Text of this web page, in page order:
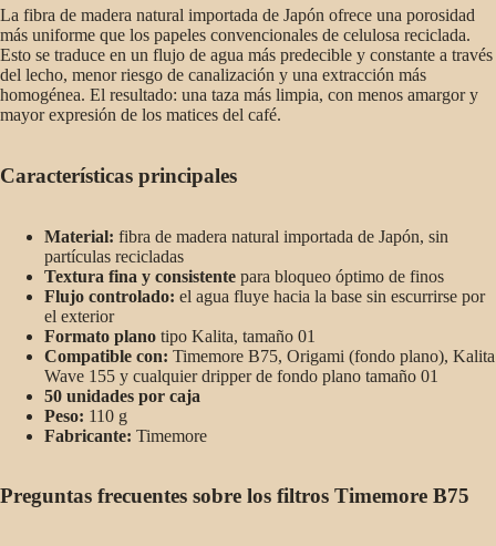
La fibra de madera natural importada de Japón ofrece una porosidad
más uniforme que los papeles convencionales de celulosa reciclada.
Esto se traduce en un flujo de agua más predecible y constante a través
del lecho, menor riesgo de canalización y una extracción más
homogénea. El resultado: una taza más limpia, con menos amargor y
mayor expresión de los matices del café.
Características principales
Material: fibra de madera natural importada de Japón, sin
partículas recicladas
Textura fina y consistente para bloqueo óptimo de finos
Flujo controlado: el agua fluye hacia la base sin escurrirse por
el exterior
Formato plano tipo Kalita, tamaño 01
Compatible con: Timemore B75, Origami (fondo plano), Kalita
Wave 155 y cualquier dripper de fondo plano tamaño 01
50 unidades por caja
Peso: 110 g
Fabricante: Timemore
Preguntas frecuentes sobre los filtros Timemore B75